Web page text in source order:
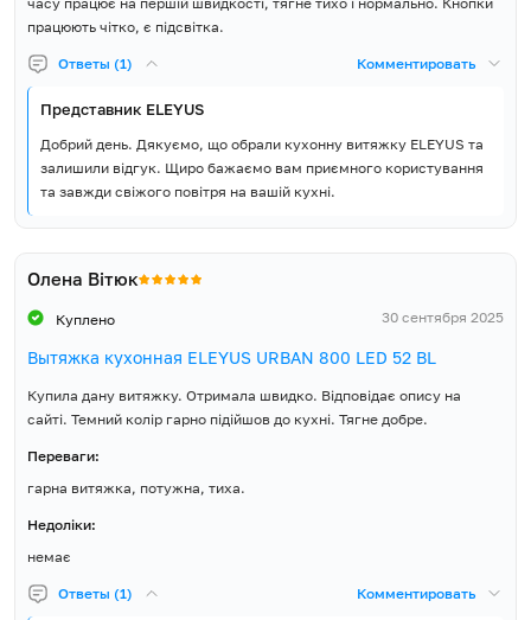
працюють чітко, є підсвітка.
Ответы (1) Комментировать
Представник ELEYUS
Добрий день. Дякуємо, що обрали кухонну витяжку ELEYUS та
залишили відгук. Щиро бажаємо вам приємного користування
та завжди свіжого повітря на вашій кухні.
Олена Вітюк
Куплено 30 сентября 2025
Вытяжка кухонная ELEYUS URBAN 800 LED 52 BL
Купила дану витяжку. Отримала швидко. Відповідає опису на
сайті. Темний колір гарно підійшов до кухні. Тягне добре.
Переваги:
гарна витяжка, потужна, тиха.
Недоліки:
немає
Ответы (1) Комментировать